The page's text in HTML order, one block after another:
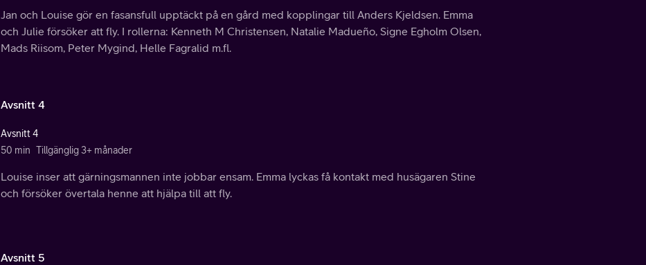
Jan och Louise gör en fasansfull upptäckt på en gård med kopplingar till Anders Kjeldsen. Emma
och Julie försöker att fly. I rollerna: Kenneth M Christensen, Natalie Madueño, Signe Egholm Olsen,
Mads Riisom, Peter Mygind, Helle Fagralid m.fl.
Avsnitt 4
Avsnitt 4
50 min Tillgänglig 3+ månader
Louise inser att gärningsmannen inte jobbar ensam. Emma lyckas få kontakt med husägaren Stine
och försöker övertala henne att hjälpa till att fly.
Avsnitt 5